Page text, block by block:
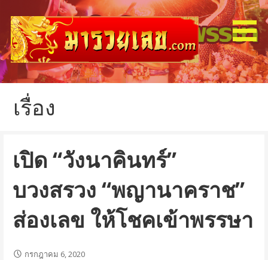
ยัง
เนื้อหา
มารวยเลข
รับฝากแทงหวย รัฐ ลาว ฮานอย หุ้น
เรื่อง
เปิด “วังนาคินทร์”
บวงสรวง “พญานาคราช”
ส่องเลข ให้โชคเข้าพรรษา
กรกฎาคม 6, 2020